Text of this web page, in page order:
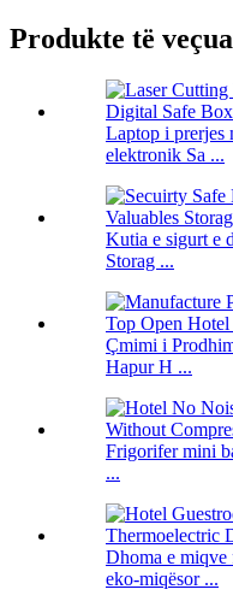
Produkte të
Laptop i prerjes
elektronik Sa ...
Kutia e sigurt e
Storag ...
Çmimi i
Hapur H ...
Frigorifer mini
...
Dhoma e
eko-miqësor ...